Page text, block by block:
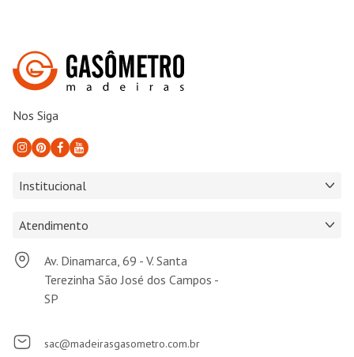
Nos Siga
Institucional
Av. Dinamarca, 69 - V. Santa
SP